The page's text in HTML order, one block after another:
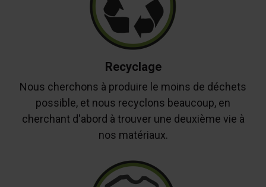
Recyclage
Nous cherchons à produire le moins de déchets
possible, et nous recyclons beaucoup, en
cherchant d'abord à trouver une deuxième vie à
nos matériaux.